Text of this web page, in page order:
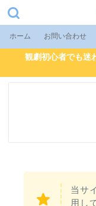
ホーム お問い合わせ
観劇初心者でも迷
当サ
用し